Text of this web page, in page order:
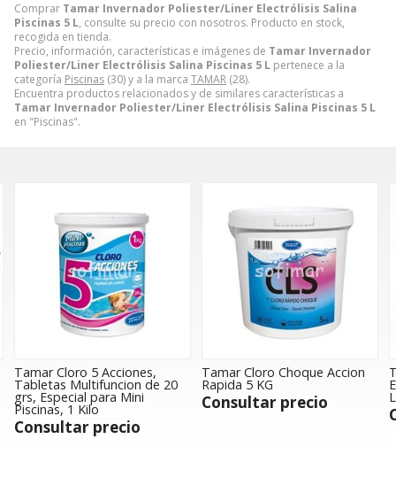
Comprar Tamar Invernador Poliester/Liner Electrólisis Salina
Piscinas 5 L, consulte su precio con nosotros. Producto en stock,
recogida en tienda.
Precio, información, características e imágenes de Tamar Invernador
Poliester/Liner Electrólisis Salina Piscinas 5 L pertenece a la
categoría Piscinas (30) y a la marca TAMAR (28).
Encuentra productos relacionados y de similares características a
Tamar Invernador Poliester/Liner Electrólisis Salina Piscinas 5 L
en "Piscinas".
20
Tamar Cloro Choque Accion
Rapida 5 KG
Consultar precio
Tamar Floculante Liquido
Especial para Mini
Litro
Consultar precio